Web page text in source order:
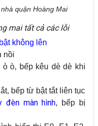
quận Hoàng Mai
mai tất cả các lỗi
không lên
nồi
ò, bếp kêu dè dè khi
bếp từ bật tắt liên tục
đèn màn hình, bếp bị